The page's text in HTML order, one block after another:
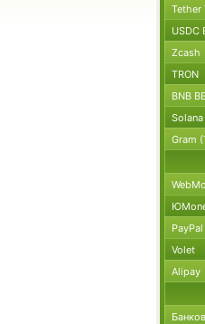
Tether
USDC
Zcash
TRON
BNB
Solana
Gram
PayPal
Volet
Alipay